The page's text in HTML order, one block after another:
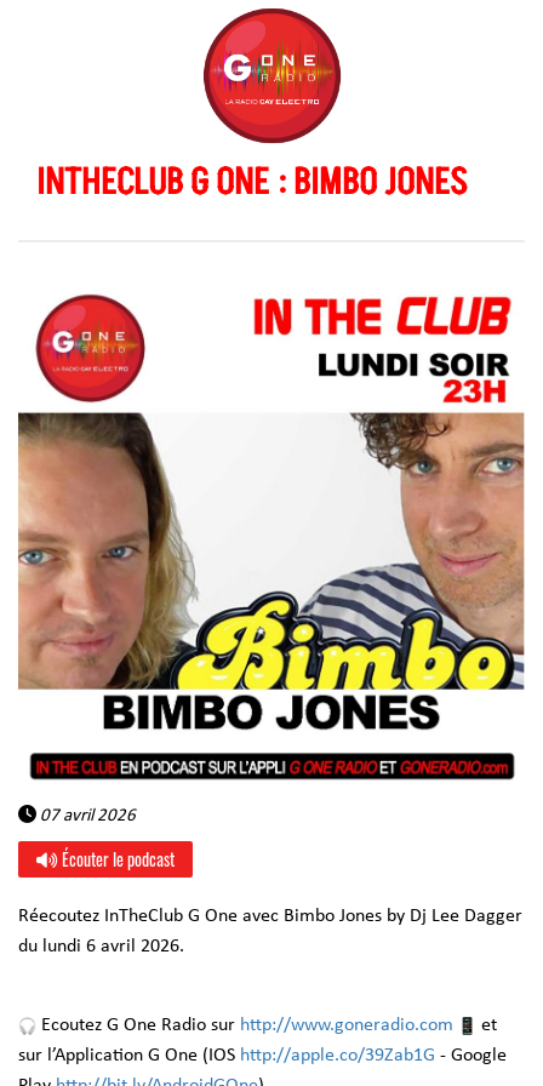
INTHECLUB G ONE : BIMBO JONES
07 avril 2026
Écouter le podcast
Réecoutez InTheClub G One avec Bimbo Jones by Dj Lee Dagger
du lundi 6 avril 2026.
Ecoutez G One Radio sur http://www.goneradio.com
et
sur l’Application G One (IOS http://apple.co/39Zab1G - Google